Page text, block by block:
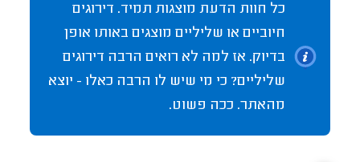
כל חוות הדעת מוצגות תמיד. דירוגים
חיוביים או שליליים מוצגים באותו אופן
בדיוק. אז למה לא רואים הרבה דירוגים
שליליים? כי מי שיש לו הרבה כאלו - יוצא
מהאתר. ככה פשוט.